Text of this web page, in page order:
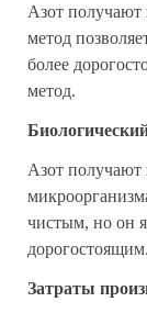
Азот получают
метод
более
метод.
Азот получают
чистым, но он
дорогостоящим.
Затраты